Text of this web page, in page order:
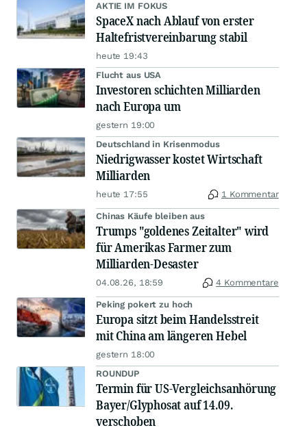
AKTIE IM FOKUS
SpaceX nach Ablauf von erster
Haltefristvereinbarung stabil
heute 19:43
Flucht aus USA
Investoren schichten Milliarden
nach Europa um
gestern 19:00
Deutschland in Krisenmodus
Niedrigwasser kostet Wirtschaft
Milliarden
heute 17:55 1 Kommentar
Chinas Käufe bleiben aus
Trumps "goldenes Zeitalter" wird
für Amerikas Farmer zum
Milliarden-Desaster
04.08.26, 18:59 4 Kommentare
Peking pokert zu hoch
Europa sitzt beim Handelsstreit
mit China am längeren Hebel
gestern 18:00
ROUNDUP
Termin für US-Vergleichsanhörung
Bayer/Glyphosat auf 14.09.
verschoben